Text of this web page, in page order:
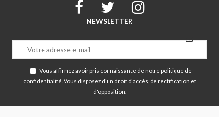
NEWSLETTER
Vous affirmez avoir pris connaissance de notre politique de
confidentialité . Vous disposez d'un droit d'accès, de rectification et
d'opposition.